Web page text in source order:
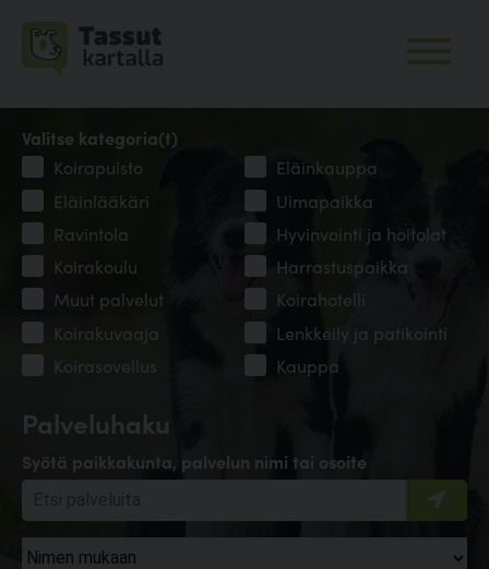
Palveluhaku
Syötä paikkakunta, palvelun nimi tai osoite
Valitse kategoria(t)
Koirapuisto
Eläinkauppa
Eläinlääkäri
Uimapaikka
Ravintola
Hyvinvointi ja hoitolat
Koirakoulu
Harrastuspaikka
Muut palvelut
Koirahotelli
Koirakuvaaja
Lenkkeily ja patikointi
Koirasovellus
Kauppa